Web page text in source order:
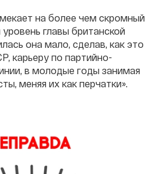
на более чем скромный
главы британской
она мало, сделав, как это
карьеру по партийно-
в молодые годы занимая
меняя их как перчатки».